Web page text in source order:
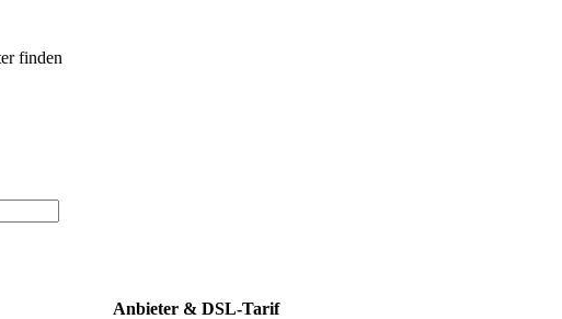
finden
Anbieter & DSL-Tarif